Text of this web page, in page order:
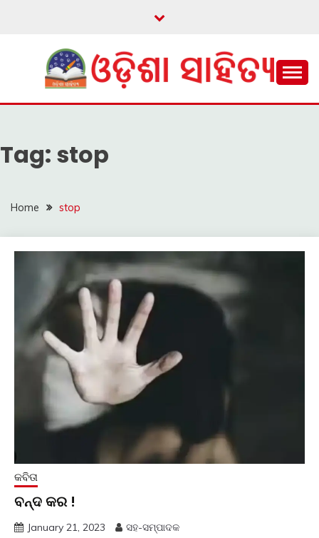
ଓଡ଼ିଶା ସାହିତ୍ୟ
Tag: stop
Home stop
କବିତା
ବନ୍ଦ କର !
January 21, 2023 ସହ-ସମ୍ପାଦକ